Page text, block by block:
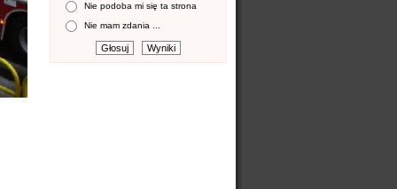
Nie podoba mi się ta strona
Nie mam zdania ...